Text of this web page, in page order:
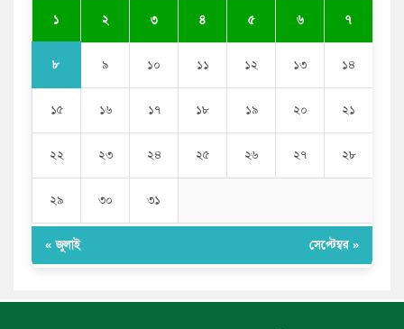
১ ২ ৩ ৪ ৫ ৬ ৭
৮ ৯ ১০ ১১ ১২ ১৩ ১৪
১৫ ১৬ ১৭ ১৮ ১৯ ২০ ২১
২২ ২৩ ২৪ ২৫ ২৬ ২৭ ২৮
২৯ ৩০ ৩১
« জুলাই সেপ্টেম্বর »